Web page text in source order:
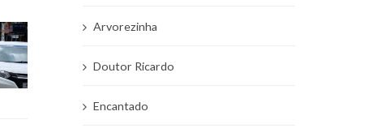
Arvorezinha
Doutor Ricardo
Encantado